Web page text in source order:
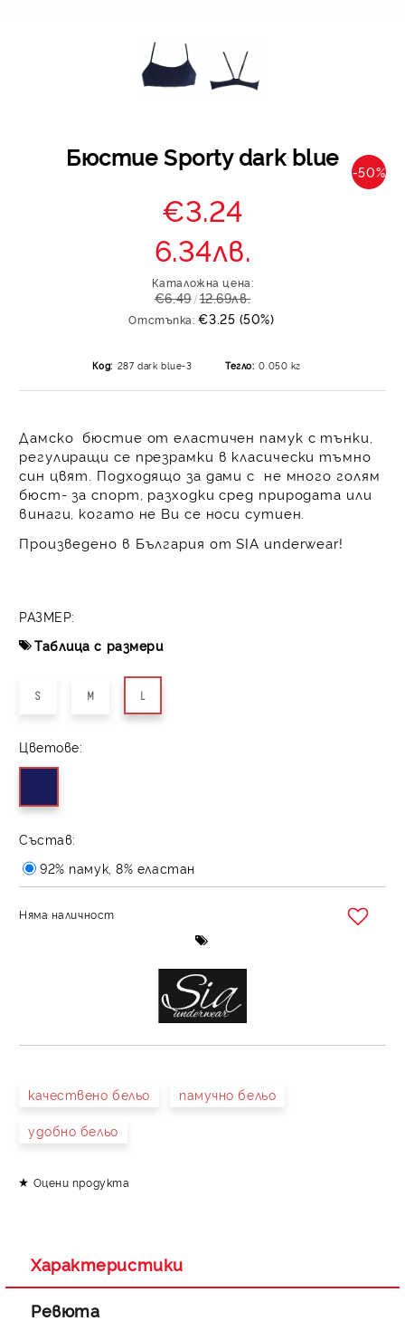
Бюстие Sporty dark blue
-50%
€3.24
6.34лв.
Каталожна цена:
€6.49 12.69лв.
Отстъпка: €3.25 (50%)
Код: 287 dark blue-3 Тегло: 0.050 кг
Дамско бюстие от еластичен памук с тънки,
регулиращи се презрамки в класически тъмно
син цвят. Подходящо за дами с не много голям
бюст- за спорт, разходки сред природата или
винаги, когато не Ви се носи сутиен.
Произведено в България от SIA underwear!
РАЗМЕР:
Таблица с размери
S M L
Цветове:
Състав:
92% памук, 8% еластан
Няма наличност
качествено бельо памучно бельо
удобно бельо
Оцени продукта
Характеристики
Ревюта